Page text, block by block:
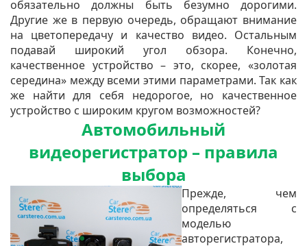
обязательно должны быть безумно дорогими.
Другие же в первую очередь, обращают внимание
на цветопередачу и качество видео. Остальным
подавай широкий угол обзора. Конечно,
качественное устройство – это, скорее, «золотая
середина» между всеми этими параметрами. Так как
же найти для себя недорогое, но качественное
устройство с широким кругом возможностей?
Автомобильный
видеорегистратор – правила
выбора
Прежде, чем
определяться с
моделью
авторегистратора,